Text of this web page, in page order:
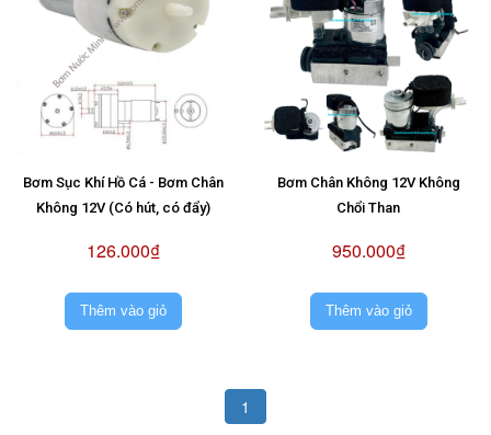
Bơm Sục Khí Hồ Cá - Bơm Chân
Không 12V (Có hút, có đẩy)
126.000₫
Thêm vào giỏ
Bơm Chân Không 12V Không
Chổi Than
950.000₫
Thêm vào giỏ
1